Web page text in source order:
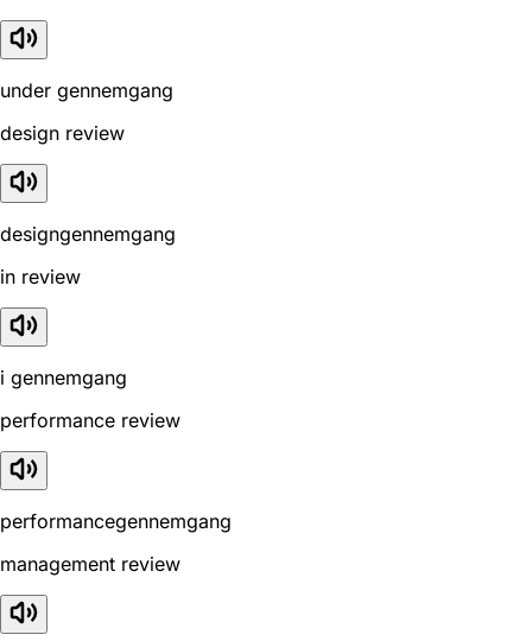
under gennemgang
design review
designgennemgang
in review
i gennemgang
performance review
performancegennemgang
management review